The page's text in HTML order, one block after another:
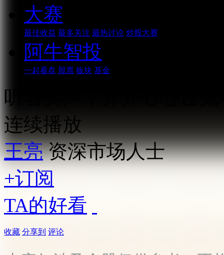
大赛
最佳收益 最多关注 最热讨论 炒股大赛
阿牛智投
一起看盘 股票 板块 基金
听着笑声，开开心心过兔
连续播放
王亮 资深市场人士
+订阅
TA的好看
收藏 分享到 评论